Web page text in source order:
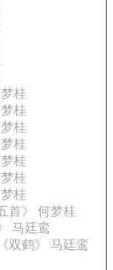
桂
桂
桂
桂
桂
桂
桂
首》 何梦桂
马廷鸾
《双鹤》 马廷鸾